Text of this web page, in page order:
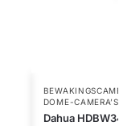
DOME-CAMERA’S
Dahua